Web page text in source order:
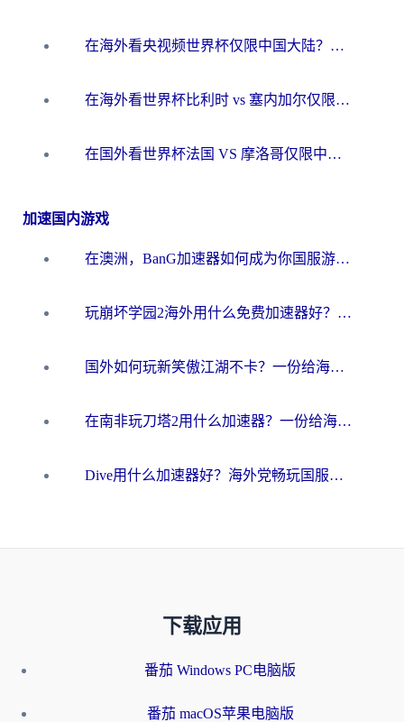
在海外看央视频世界杯仅限中国大陆？这篇指南帮你解锁中文解说+无卡顿直播
在海外看世界杯比利时 vs 塞内加尔仅限中国大陆？我找到了最流畅的中文解说之路
在国外看世界杯法国 VS 摩洛哥仅限中国大陆？海外党这样看中文解说赛事不卡顿
加速国内游戏
在澳洲，BanG加速器如何成为你国服游戏的“时光机”？
玩崩坏学园2海外用什么免费加速器好？2026海外党亲测国服游戏加速指南
国外如何玩新笑傲江湖不卡？一份给海外游子的终极网络指南
在南非玩刀塔2用什么加速器？一份给海外游子的终极生存指南
Dive用什么加速器好？海外党畅玩国服游戏的终极避坑指南
下载应用
番茄 Windows PC电脑版
番茄 macOS苹果电脑版